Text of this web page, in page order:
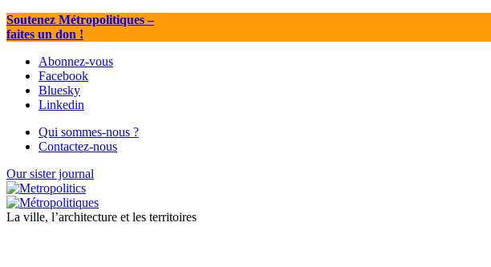
Soutenez Métropolitiques–
faites un don !
Abonnez-vous
Facebook
Bluesky
Linkedin
Qui sommes-nous ?
Contactez-nous
Our sister journal
La ville, l’architecture et les territoires